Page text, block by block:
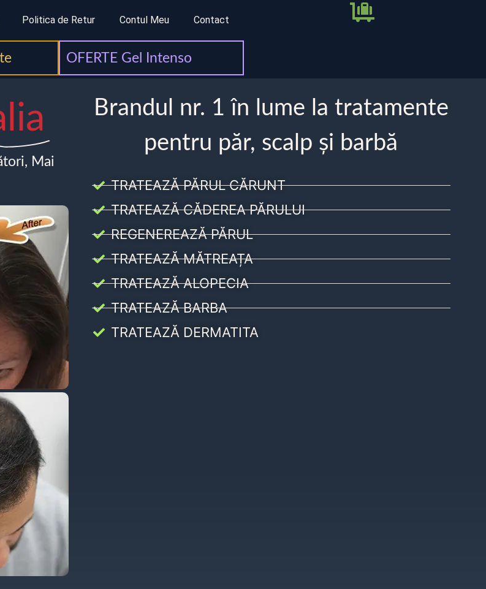
Politica de Retur Contul Meu Contact
OFERTE Gel Intenso
Mai
Brandul nr. 1 în lume la tratamente
pentru păr, scalp și barbă
TRATEAZĂ PĂRUL CĂRUNT
TRATEAZĂ CĂDEREA PĂRULUI
REGENEREAZĂ PĂRUL
TRATEAZĂ MĂTREAȚA
TRATEAZĂ ALOPECIA
TRATEAZĂ BARBA
TRATEAZĂ DERMATITA